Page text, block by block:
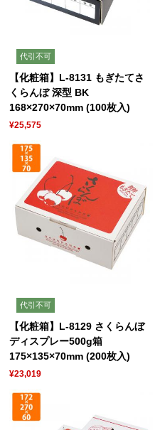
代引不可
【化粧箱】L-8131 もぎたてさ
くらんぼ 深型 BK
168×270×70mm (100枚入)
¥25,575
代引不可
【化粧箱】L-8129 さくらんぼ
ディスプレー500g箱
175×135×70mm (200枚入)
¥23,019